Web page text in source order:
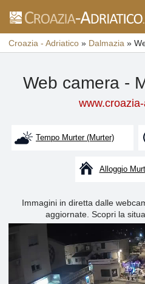
Croazia - Adriatico » Dalmazia »
Web camera -
Tempo Murter (Murter)
Alloggio
Immagini in diretta dalle
aggiornate. Scopri la